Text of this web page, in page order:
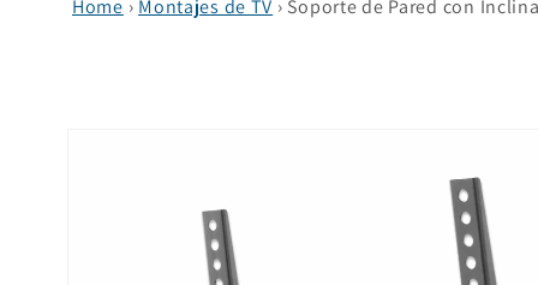
Home › Montajes de TV › Soporte de Pared con
del producto